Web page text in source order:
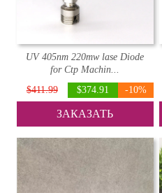
UV 405nm 220mw lase Diode
for Ctp Machin...
$411.99
$374.91 -10%
ЗАКАЗАТЬ